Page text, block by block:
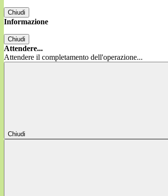
Chiudi
Informazione
Chiudi
Attendere...
Attendere il completamento dell'operazione...
Chiudi